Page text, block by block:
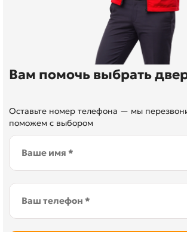
Вам помочь выбрать
Оставьте номер телефона — мы
поможем с выбором